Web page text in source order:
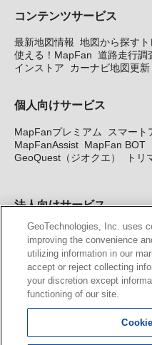
コンテンツサービス
最新地図情報 地図から探すト
使える！MapFan 道路走行調
インストア
カーナビ地図更新
個人向けサービス
MapFanプレミアム
スマート
MapFanAssist MapFan BOT
GeoQuest（ジオクエ）
トリ
法人向けサービス
法人向け地図・位置情報サー
図API Windows PC向け地図
サービス
MAP WORLD+ ト
カーナビ地図更新サービス
MapFan スマートメンバーズ
GeoTechnologies, Inc. uses
improving the convenience
utilizing information in our
accept or reject collecting
your discretion except
functioning of our site.